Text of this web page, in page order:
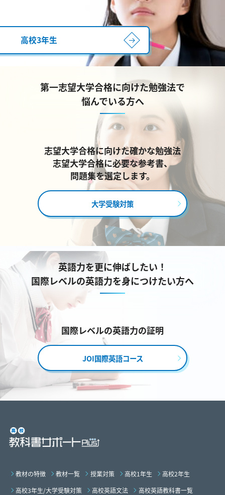
高校3年生
第一志望大学合格に向けた勉強法で
悩んでいる方へ
志望大学合格に向けた確かな勉強法
志望大学合格に必要な参考書、
問題集を選定します。
大学受験対策
英語力を更に伸ばしたい！
国際レベルの英語力を身につけたい方へ
国際レベルの英語力の証明
JOI国際英語コース
教材の特徴 教材一覧 授業対策 高校1年生
高校2年生
高校3年生/大学受験対策
高校英語文法 高校英語教科書一覧